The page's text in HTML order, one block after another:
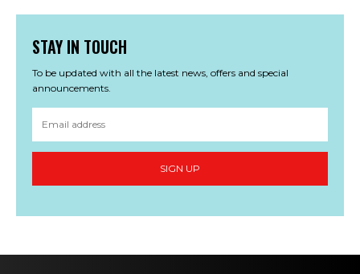
STAY IN TOUCH
To be updated with all the latest news, offers and special
announcements.
SIGN UP